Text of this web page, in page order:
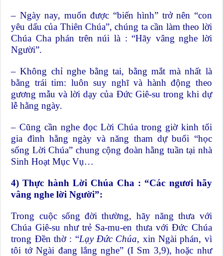
– Ngày nay, muốn được “biến hình” trở nên “con
yêu dấu của Thiên Chúa”, chúng ta cần làm theo lời
Chúa Cha phán trên núi là : “Hãy vâng nghe lời
Người”.
– Không chỉ nghe bằng tai, bằng mắt mà nhất là
bằng trái tim: luôn suy nghĩ và hành động theo
gương mẫu và lời dạy của Đức Giê-su trong khi dự
lễ hằng ngày.
– Cũng cần nghe đọc Lời Chúa trong giờ kinh tối
gia đình hằng ngày và năng tham dự buổi “học
sống Lời Chúa” chung cộng đoàn hằng tuần tại nhà
Sinh Hoạt Mục Vụ…
4) Thực hành Lời Chúa Cha : “Các ngươi hãy
vâng nghe lời Người”:
Trong cuộc sống đời thường, hãy năng thưa với
Chúa Giê-su như trẻ Sa-mu-en thưa với Đức Chúa
trong Đền thờ : “Lạy Đức Chúa, xin Ngài phán, vì
tôi tớ Ngài đang lắng nghe” (I Sm 3,9), hoặc như